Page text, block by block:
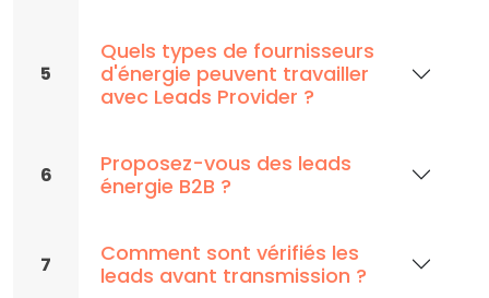
5
Quels types de fournisseurs
d'énergie peuvent travailler
avec Leads Provider ?
6
Proposez-vous des leads
énergie B2B ?
7
Comment sont vérifiés les
leads avant transmission ?